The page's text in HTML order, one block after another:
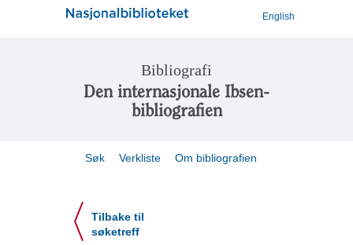
English
Bibliografi
Den internasjonale Ibsen-
bibliografien
Søk Verkliste Om bibliografien
Tilbake til
søketreff